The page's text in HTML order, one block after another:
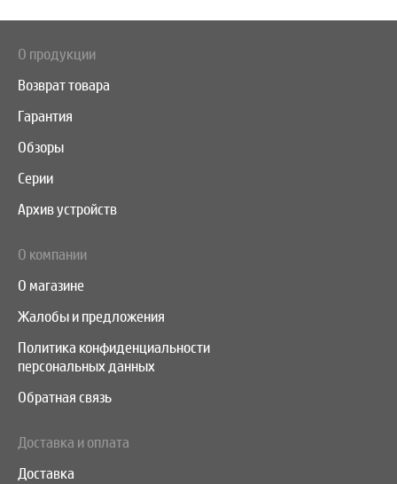
О продукции
Возврат товара
Гарантия
Обзоры
Серии
Архив устройств
О компании
О магазине
Жалобы и предложения
Политика конфиденциальности
персональных данных
Обратная связь
Доставка и оплата
Доставка